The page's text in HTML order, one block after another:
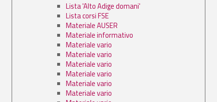
Lista 'Alto Adige domani'
Lista corsi FSE
Materiale AUSER
Materiale informativo
Materiale vario
Materiale vario
Materiale vario
Materiale vario
Materiale vario
Materiale vario